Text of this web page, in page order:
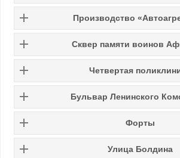
Производство
Сквер памяти воинов
Четвертая
Бульвар Ленинского
Форты
Улица Болдина